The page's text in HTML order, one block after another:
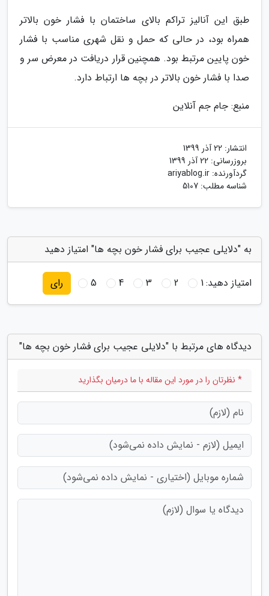
طبق این آنالیز تراکم بالای ساختمان با فشار خون بالاتر
همراه بود، در حالی که حمل و نقل شهری مناسب با فشار
خون پایین مرتبط بود. همچنین قرار دریافت در معرض سر و
صدا با فشار خون بالاتر در بچه ها ارتباط دارد.
منبع: جام جم آنلاین
انتشار: 22 آذر 1399
بروزرسانی: 22 آذر 1399
گردآورنده: ariyablog.ir
شناسه مطلب: 5107
به "دلایلی عجیب برای فشار خون بچه ها" امتیاز دهید
امتیاز دهید:1
2
3
4
5 رای
دیدگاه های مرتبط با "دلایلی عجیب برای فشار خون بچه ها"
* نظرتان را در مورد این مقاله با ما درمیان بگذارید